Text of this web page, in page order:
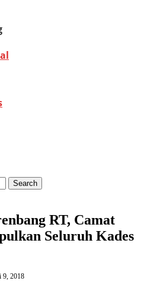
Search
RT, Camat
Seluruh Kades
9, 2018